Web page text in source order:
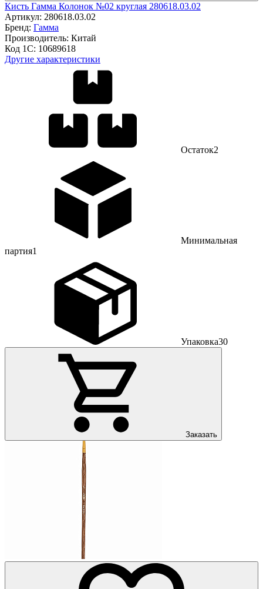
Кисть Гамма Колонок №02 круглая 280618.03.02
Артикул: 280618.03.02
Бренд: Гамма
Производитель: Китай
Код 1С: 10689618
Другие характеристики
Остаток2
Минимальная
партия1
Упаковка30
Заказать